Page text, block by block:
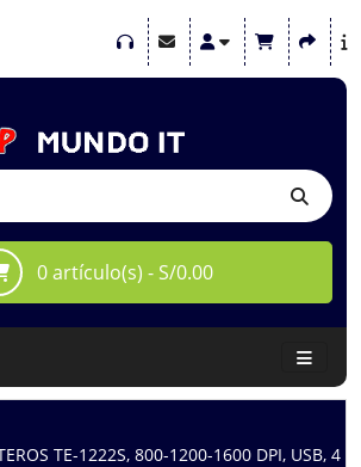
0 artículo(s) - S/0.00
TE-1222S, 800-1200-1600 DPI, USB, 4